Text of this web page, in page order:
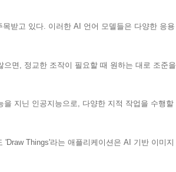
받고 있다. 이러한 AI 언어 모델들은 다양한 응
면, 정교한 조작이 필요할 때 원하는 대로 조준
지닌 인공지능으로, 다양한 지적 작업을 수행할
Things'라는 애플리케이션은 AI 기반 이미지